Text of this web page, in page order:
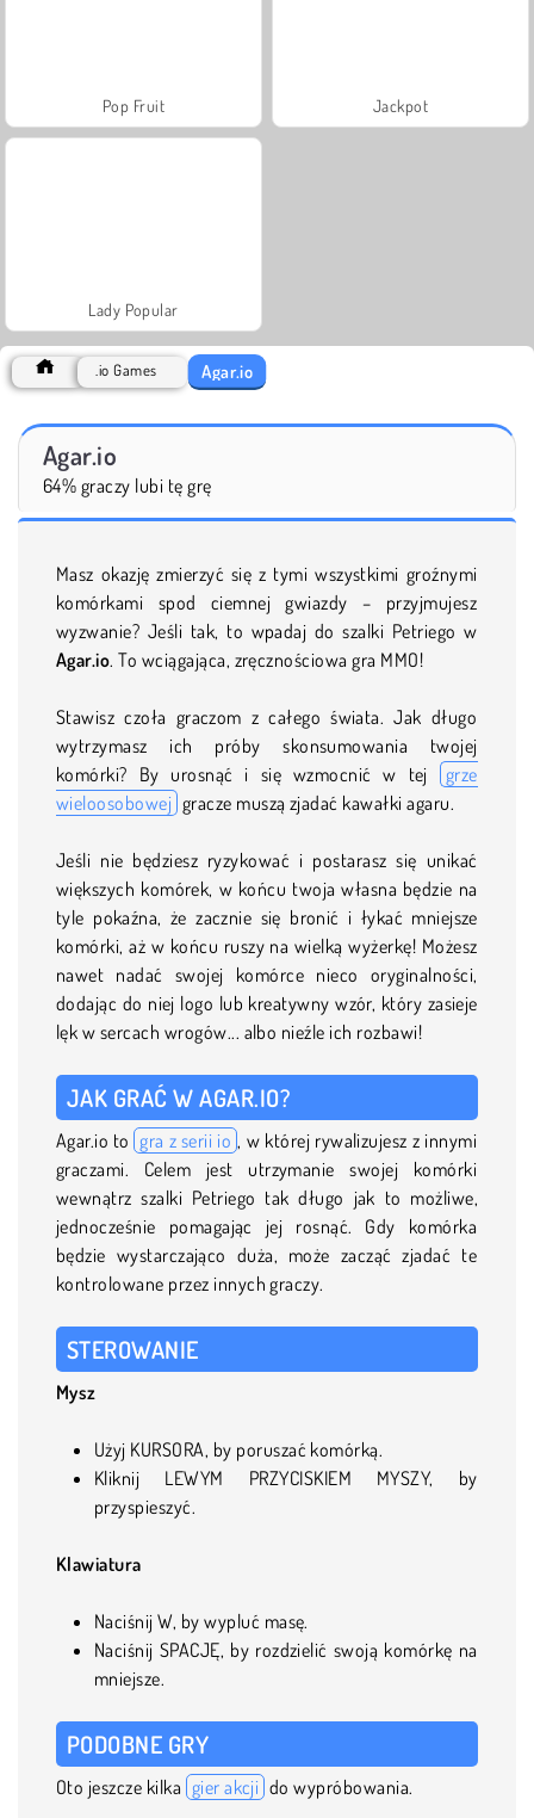
Pop Fruit Jackpot
Lady Popular
.io Games Agar.io
Agar.io
64% graczy lubi tę grę
Masz okazję zmierzyć się z tymi wszystkimi groźnymi
komórkami spod ciemnej gwiazdy – przyjmujesz
wyzwanie? Jeśli tak, to wpadaj do szalki Petriego w
Agar.io. To wciągająca, zręcznościowa gra MMO!
Stawisz czoła graczom z całego świata. Jak długo
wytrzymasz ich próby skonsumowania twojej
komórki? By urosnąć i się wzmocnić w tej
grze
wieloosobowej gracze muszą zjadać kawałki agaru.
Jeśli nie będziesz ryzykować i postarasz się unikać
większych komórek, w końcu twoja własna będzie na
tyle pokaźna, że zacznie się bronić i łykać mniejsze
komórki, aż w końcu ruszy na wielką wyżerkę! Możesz
nawet nadać swojej komórce nieco oryginalności,
dodając do niej logo lub kreatywny wzór, który zasieje
lęk w sercach wrogów... albo nieźle ich rozbawi!
JAK GRAĆ W AGAR.IO?
Agar.io to gra z serii io , w której rywalizujesz z innymi
graczami. Celem jest utrzymanie swojej komórki
wewnątrz szalki Petriego tak długo jak to możliwe,
jednocześnie pomagając jej rosnąć. Gdy komórka
będzie wystarczająco duża, może zacząć zjadać te
kontrolowane przez innych graczy.
STEROWANIE
Mysz
Użyj KURSORA, by poruszać komórką.
Kliknij LEWYM PRZYCISKIEM MYSZY, by
przyspieszyć.
Klawiatura
Naciśnij W, by wypluć masę.
Naciśnij SPACJĘ, by rozdzielić swoją komórkę na
mniejsze.
PODOBNE GRY
Oto jeszcze kilka gier akcji do wypróbowania.